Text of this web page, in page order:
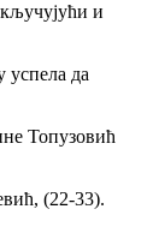
и
успела да
Топузовић
(22-33).